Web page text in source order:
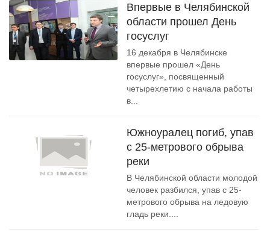
Впервые в Челябинской
области прошел День
госуслуг
16 декабря в Челябинске
впервые прошел «День
госуслуг», посвященный
четырехлетию с начала работы
в...
Южноуралец погиб, упав
с 25-метрового обрыва
реки
В Челябинской области молодой
человек разбился, упав с 25-
метрового обрыва на ледовую
гладь реки....